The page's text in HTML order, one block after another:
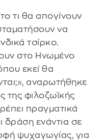
τι θα απογίνουν
να
τσίρκο.
στο Ηνωμένο
εκεί θα
αναρωτήθηκε
της φιλοζωϊκής
πραγματικά
ενάντια σε
ψυχαγωγίας, για